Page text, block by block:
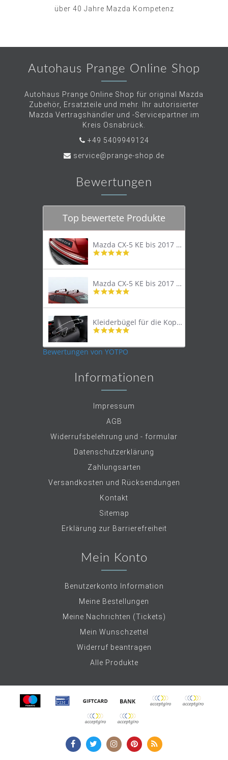
über 40 Jahre Mazda Kompetenz
Autohaus Prange Online Shop
Autohaus Prange Online Shop für original Mazda
Zubehör, Ersatzteile und mehr. Ihr autorisierter
Mazda Vertragshändler und -Servicepartner im
Kreis Osnabrück.
+49 5409949124
service@prange-shop.de
Bewertungen
Top bewertete Produkte
Mazda CX-5 KE bis 2017 Trittschutzleiste Edelstahl original
4.8
rating
Mazda CX-5 KE bis 2017 Lastenträger Dachträger
4.9
rating
Kleiderbügel für die Kopfstütze
4.9
rating
Bewertungen von YOTPO
Informationen
Impressum
AGB
Widerrufsbelehrung und - formular
Datenschutzerklärung
Zahlungsarten
Versandkosten und Rücksendungen
Kontakt
Sitemap
Erklärung zur Barrierefreiheit
Mein Konto
Benutzerkonto Information
Meine Bestellungen
Meine Nachrichten (Tickets)
Mein Wunschzettel
Widerruf beantragen
Alle Produkte